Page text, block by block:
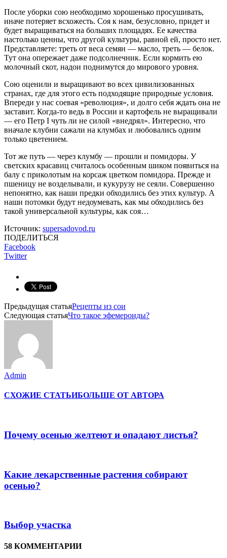
После уборки сою необходимо хорошенько просушивать,
иначе потеряет всхожесть. Соя к нам, безусловно, придет и
будет выращиваться на больших площадях. Ее качества
настолько ценны, что другой культуры, равной ей, просто нет.
Представляете: треть от веса семян — масло, треть — белок.
Тут она опережает даже подсолнечник. Если кормить ею
молочный скот, надои поднимутся до мирового уровня.
Сою оценили и выращивают во всех цивилизованных
странах, где для этого есть подходящие природные условия.
Впереди у нас соевая «революция», и долго себя ждать она не
заставит. Когда-то ведь в России и картофель не выращивали
— его Петр I чуть ли не силой «внедрял». Интересно, что
вначале клубни сажали на клумбах и любовались одним
только цветением.
Тот же путь — через клумбу — прошли и помидоры. У
светских красавиц считалось особенным шиком появиться на
балу с приколотым на корсаж цветком помидора. Прежде и
пшеницу не возделывали, и кукурузу не сеяли. Совершенно
непонятно, как наши предки обходились без этих культур. А
наши потомки будут недоумевать, как мы обходились без
такой универсальной культуры, как соя…
Источник: supersadovod.ru
ПОДЕЛИТЬСЯ
Facebook
Twitter
Предыдущая статьяРецепты из сои
Следующая статьяЧто такое эфемероиды?
Admin
СХОЖИЕ СТАТЬИБОЛЬШЕ ОТ АВТОРА
Почему осенью желтеют и опадают листья?
Какие лекарственные растения собирают
осенью?
Выбор участка
58 КОММЕНТАРИИ